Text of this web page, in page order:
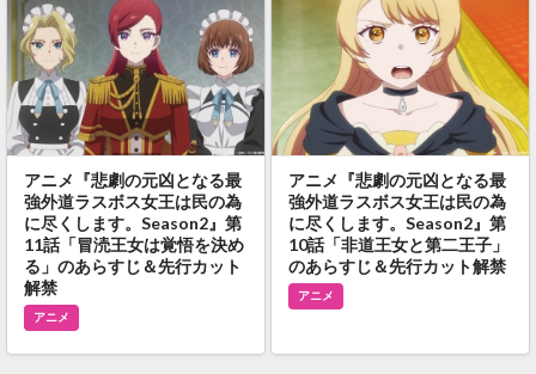
アニメ『悲劇の元凶となる最
強外道ラスボス女王は民の為
に尽くします。Season2』第
11話「冒涜王女は覚悟を決め
る」のあらすじ＆先行カット
解禁
アニメ
アニメ『悲劇の元凶となる最
強外道ラスボス女王は民の為
に尽くします。Season2』第
10話「非道王女と第二王子」
のあらすじ＆先行カット解禁
アニメ